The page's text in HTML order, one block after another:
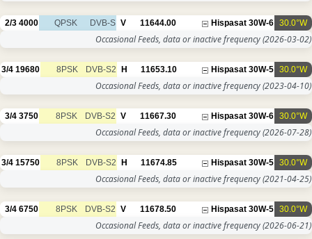
11644.00
V
DVB-S
QPSK
4000
2/3
Occasional Feeds, data or
11653.10
H
DVB-S2
8PSK
19680
3/4
Occasional Feeds, data or
11667.30
V
DVB-S2
8PSK
3750
3/4
Occasional Feeds, data or
11674.85
H
DVB-S2
8PSK
15750
3/4
Occasional Feeds, data or
11678.50
V
DVB-S2
8PSK
6750
3/4
Occasional Feeds, data or